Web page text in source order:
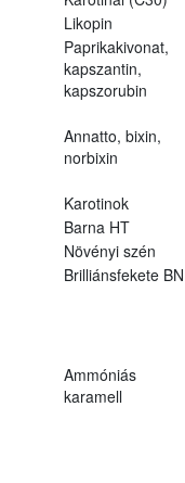
Likopin
Paprikakivonat,
kapszantin,
kapszorubin
Annatto, bixin,
norbixin
Karotinok
Barna HT
Növényi szén
Brilliánsfekete BN
Ammóniás
karamell